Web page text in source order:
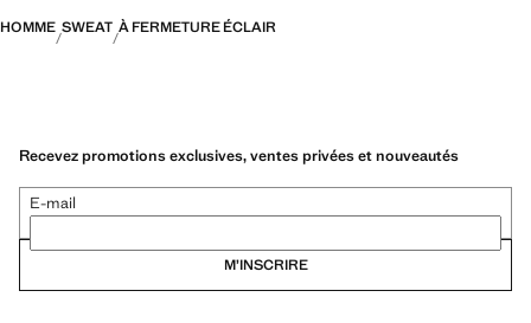
HOMME SWEAT À FERMETURE ÉCLAIR
Recevez promotions exclusives, ventes privées et nouveautés
E-mail
M’INSCRIRE